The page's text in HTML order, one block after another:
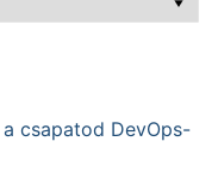
csapatod DevOps-